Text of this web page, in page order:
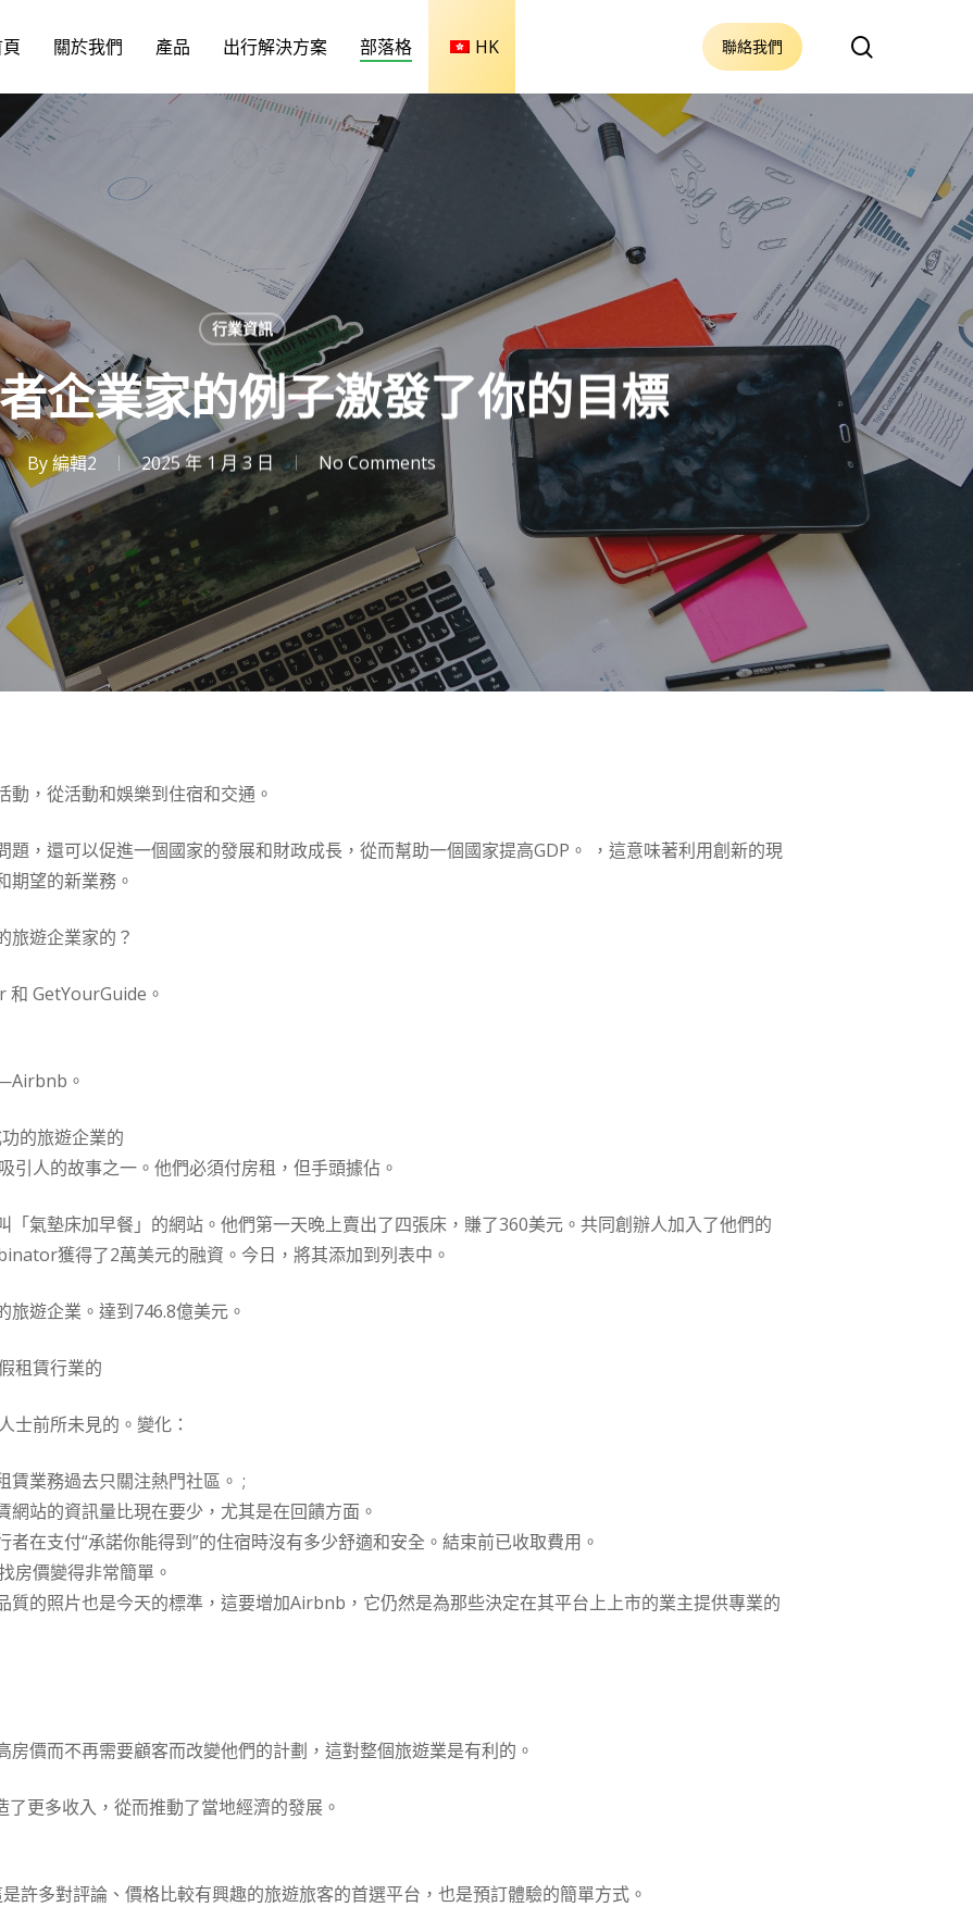
關於我們 產品 出行解決方案 部落格 HK 聯絡我們
尋
行業資訊
企業家的例子激發了你的目標
By編輯2 2025 年 1 月 3 日 No Comments
，從活動和娛樂到住宿和交通。
題，還可以促進一個國家的發展和財政成長，從而幫助一個國家提高GDP。 ，這意味著利用創新的現
期望的新業務。
旅遊企業家的？
GetYourGuide。
。
的旅遊企業的
人的故事之一。他們必須付房租，但手頭據佔。
「氣墊床加早餐」的網站。他們第一天晚上賣出了四張床，賺了360美元。共同創辦人加入了他們的
獲得了2萬美元的融資。今日，將其添加到列表中。
遊企業。達到746.8億美元。
租賃行業的
士前所未見的。變化：
賃業務過去只關注熱門社區。 ;
站的資訊量比現在要少，尤其是在回饋方面。
在支付“承諾你能得到”的住宿時沒有多少舒適和安全。結束前已收取費用。
房價變得非常簡單。
質的照片也是今天的標準，這要增加Airbnb，它仍然是為那些決定在其平台上上市的業主提供專業的
價而不再需要顧客而改變他們的計劃，這對整個旅遊業是有利的。
更多收入，從而推動了當地經濟的發展。
許多對評論、價格比較有興趣的旅遊旅客的首選平台，也是預訂體驗的簡單方式。